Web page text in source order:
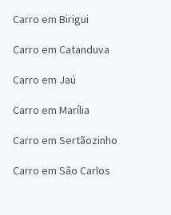
Carro em Birigui
Carro em Catanduva
Carro em Jaú
Carro em Marília
Carro em Sertãozinho
Carro em São Carlos